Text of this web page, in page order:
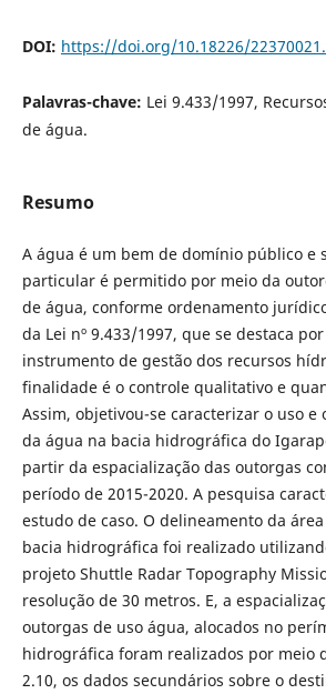
DOI: https://doi.org/10.18226/
Palavras-chave: Lei 9.433/1997,
de água.
Resumo
A água é um bem de domínio público e
particular é permitido por meio da
de água, conforme ordenamento
da Lei nº 9.433/1997, que se destaca
instrumento de gestão dos recursos
finalidade é o controle qualitativo e
Assim, objetivou-se caracterizar o uso e
da água na bacia hidrográfica do
partir da espacialização das outorgas
período de 2015-2020. A pesquisa
estudo de caso. O delineamento da
bacia hidrográfica foi realizado
projeto Shuttle Radar Topography
resolução de 30 metros. E, a
outorgas de uso água, alocados no
hidrográfica foram realizados por meio
2.10, os dados secundários sobre o